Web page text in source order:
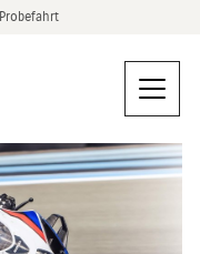
Probefahrt